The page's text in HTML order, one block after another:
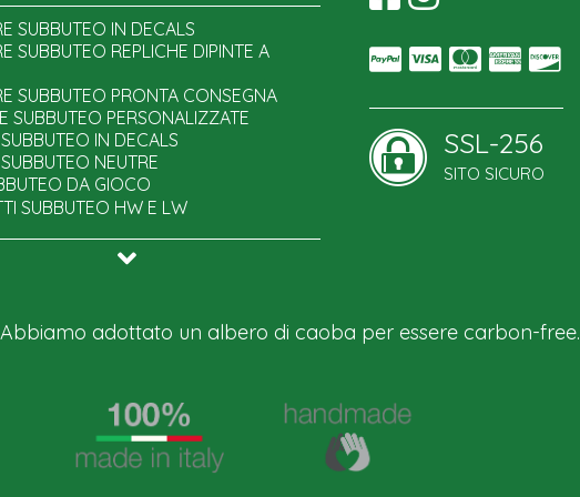
SUBBUTEO IN DECALS
SUBBUTEO REPLICHE DIPINTE A
SUBBUTEO PRONTA CONSEGNA
SUBBUTEO PERSONALIZZATE
IN DECALS
NEUTRE
DA GIOCO
TOWERS
POWER astrobase
SUBBUTEO HW E LW
SUBBUTEO FAI DA TE
SUBBUTEO
SSL-256
SITO SICURO
adottato un albero di caoba per essere carbon-free.